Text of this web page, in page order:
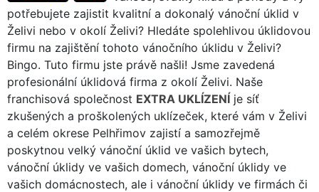
potřebujete zajistit kvalitní a dokonalý vánoční úklid v
Želivi nebo v okolí Želivi? Hledáte spolehlivou úklidovou
firmu na zajištění tohoto vánočního úklidu v Želivi?
Bingo. Tuto firmu jste právě našli! Jsme zavedená
profesionální úklidová firma z okolí Želivi. Naše
franchisová společnost EXTRA UKLÍZENÍ je síť
zkušených a proškolených uklízeček, které vám v Želivi
a celém okrese Pelhřimov zajistí a samozřejmě
poskytnou velký vánoční úklid ve vašich bytech,
vánoční úklidy ve vašich domech, vánoční úklidy ve
vašich domácnostech, ale i vánoční úklidy ve firmách či